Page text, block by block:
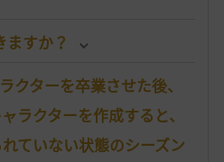
すか？
クターを卒業させた後、
ラクターを作成すると、
ていない状態のシーズン